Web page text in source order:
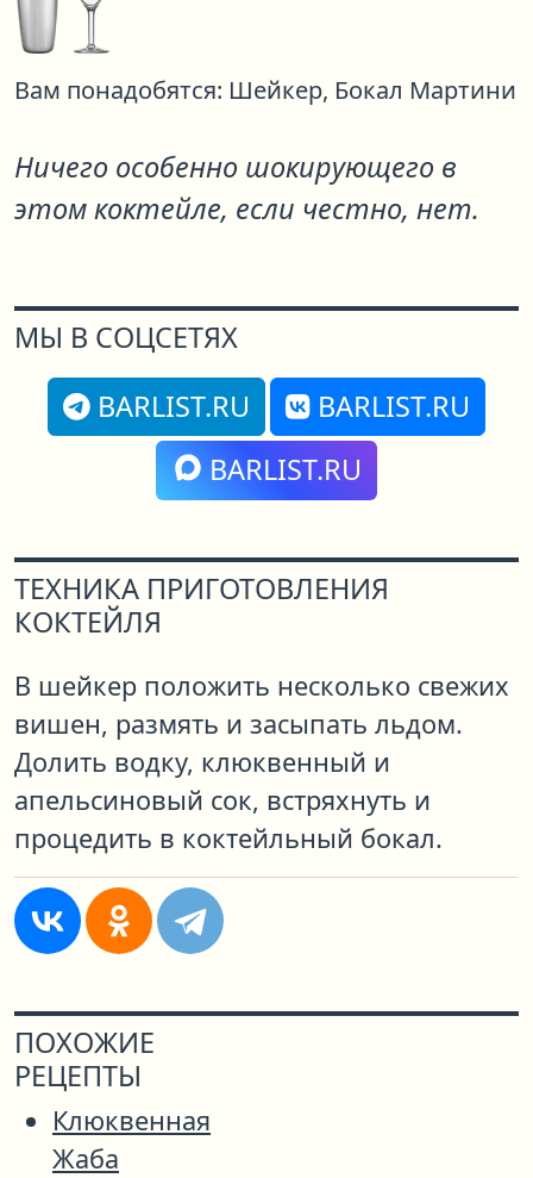
Вам понадобятся: Шейкер, Бокал Мартини
Ничего особенно шокирующего в
этом коктейле, если честно, нет.
МЫ В СОЦСЕТЯХ
BARLIST.RU
BARLIST.RU
BARLIST.RU
ТЕХНИКА ПРИГОТОВЛЕНИЯ
КОКТЕЙЛЯ
В шейкер положить несколько свежих
вишен, размять и засыпать льдом.
Долить водку, клюквенный и
апельсиновый сок, встряхнуть и
процедить в коктейльный бокал.
ПОХОЖИЕ
РЕЦЕПТЫ
Клюквенная
Жаба